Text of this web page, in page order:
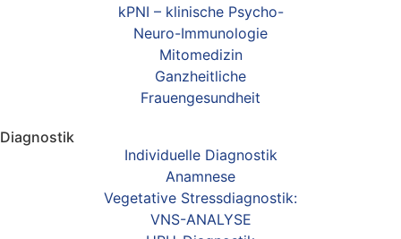
kPNI – klinische Psycho-
Neuro-Immunologie
Mitomedizin
Ganzheitliche
Frauengesundheit
Diagnostik
Individuelle Diagnostik
Anamnese
Vegetative Stressdiagnostik:
VNS-ANALYSE